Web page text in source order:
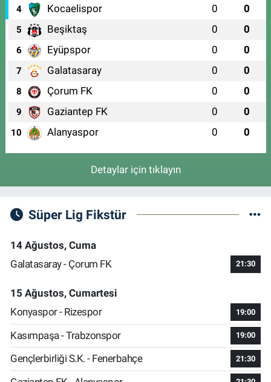
4 Kocaelispor 0 0
5 Beşiktaş 0 0
6 Eyüpspor 0 0
7 Galatasaray 0 0
8 Çorum FK 0 0
9 Gaziantep FK 0 0
10 Alanyaspor 0 0
Detaylar için tıklayın
Süper Lig Fikstür
14 Ağustos, Cuma
Galatasaray - Çorum FK
21:30
15 Ağustos, Cumartesi
Konyaspor - Rizespor
19:00
Kasımpaşa - Trabzonspor 19:00
Gençlerbirliği S.K. - Fenerbahçe 21:30